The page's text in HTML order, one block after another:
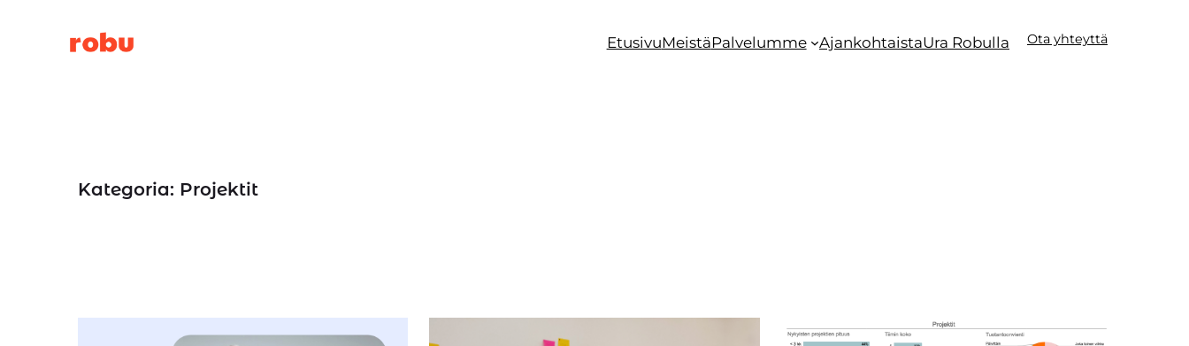
sisältöön
EtusivuMeistäPalvelumme AjankohtaistaUra Robulla Ota yhteyttä
Kategoria: Projektit